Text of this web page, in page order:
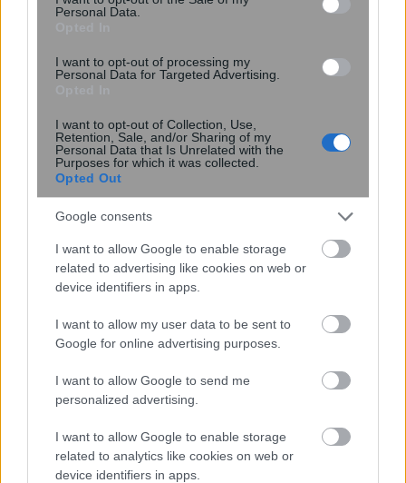
Personal Data.
I want to opt-out of processing my
Personal Data for Targeted Advertising.
I want to opt-out of Collection, Use,
Retention, Sale, and/or Sharing of my
Personal Data that Is Unrelated with the
Purposes for which it was collected.
Opted Out
Google consents
I want to allow Google to enable storage
related to advertising like cookies on web or
device identifiers in apps.
I want to allow my user data to be sent to
Google for online advertising purposes.
I want to allow Google to send me
personalized advertising.
I want to allow Google to enable storage
related to analytics like cookies on web or
device identifiers in apps.
, 4 Δεκεμβρίου 2017